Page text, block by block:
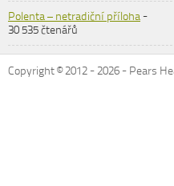
Polenta – netradiční příloha-
30 535 čtenářů
Copyright © 2012 -2026 - Pears